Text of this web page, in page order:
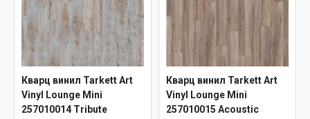
Кварц винил Tarkett Art
Vinyl Lounge Mini
257010014 Tribute
Кварц винил Tarkett Art
Vinyl Lounge Mini
257010015 Acoustic